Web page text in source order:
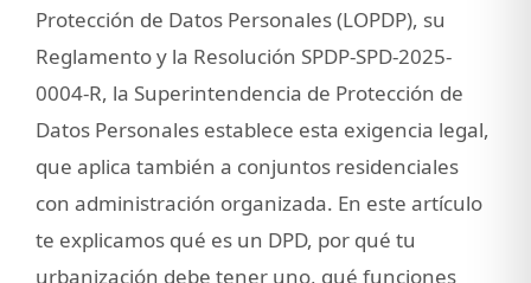
Protección de Datos Personales (LOPDP), su
Reglamento y la Resolución SPDP-SPD-2025-
0004-R, la Superintendencia de Protección de
Datos Personales establece esta exigencia legal,
que aplica también a conjuntos residenciales
con administración organizada. En este artículo
te explicamos qué es un DPD, por qué tu
urbanización debe tener uno, qué funciones